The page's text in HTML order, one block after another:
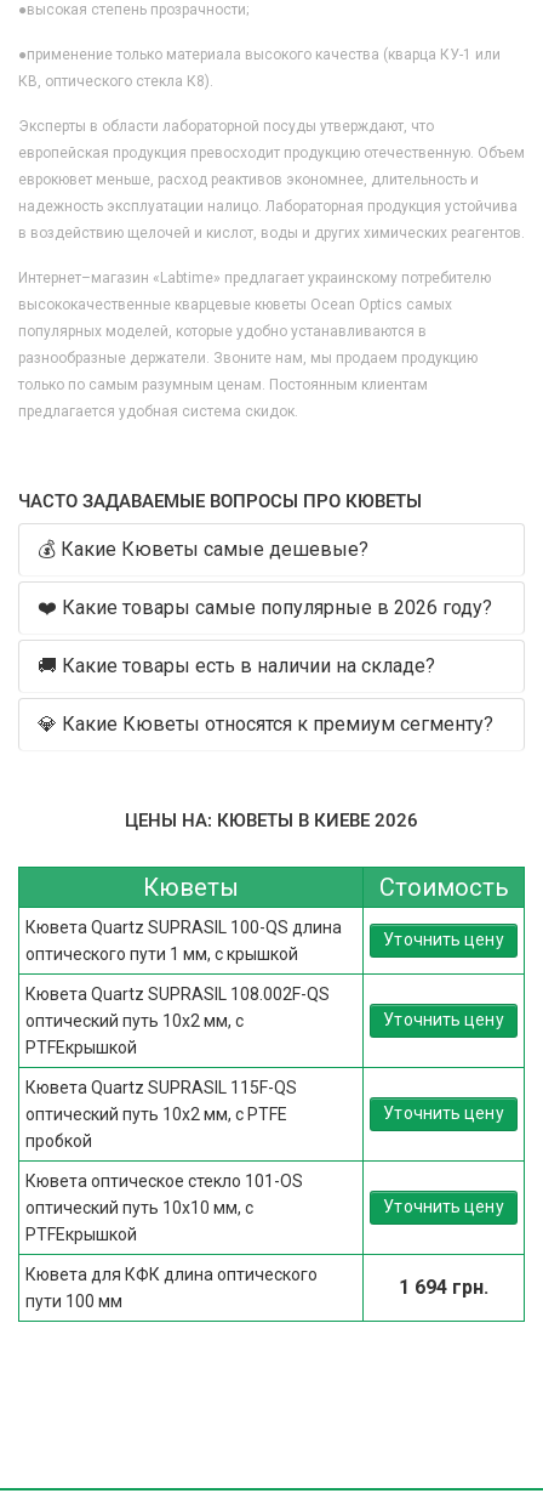
●высокая степень прозрачности;
●применение только материала высокого качества (кварца КУ-1 или
КВ, оптического стекла К8).
Эксперты в области лабораторной посуды утверждают, что
европейская продукция превосходит продукцию отечественную. Объем
еврокювет меньше, расход реактивов экономнее, длительность и
надежность эксплуатации налицо. Лабораторная продукция устойчива
в воздействию щелочей и кислот, воды и других химических реагентов.
Интернет–магазин «Labtime» предлагает украинскому потребителю
высококачественные кварцевые кюветы Ocean Optics самых
популярных моделей, которые удобно устанавливаются в
разнообразные держатели. Звоните нам, мы продаем продукцию
только по самым разумным ценам. Постоянным клиентам
предлагается удобная система скидок.
ЧАСТО ЗАДАВАЕМЫЕ ВОПРОСЫ ПРО КЮВЕТЫ
💰 Какие Кюветы самые дешевые?
❤️ Какие товары самые популярные в 2026 году?
🚚 Какие товары есть в наличии на складе?
💎 Какие Кюветы относятся к премиум сегменту?
ЦЕНЫ НА: КЮВЕТЫ В КИЕВЕ 2026
Кюветы Стоимость
Кювета Quartz SUPRASIL 100-QS длина
оптического пути 1 мм, с крышкой
Уточнить цену
Кювета Quartz SUPRASIL 108.002F-QS
оптический путь 10х2 мм, с
PTFEкрышкой
Уточнить цену
Кювета Quartz SUPRASIL 115F-QS
оптический путь 10х2 мм, с PTFE
пробкой
Уточнить цену
Кювета оптическое стекло 101-OS
оптический путь 10х10 мм, с
PTFEкрышкой
Уточнить цену
Кювета для КФК длина оптического
пути 100 мм
1 694 грн.